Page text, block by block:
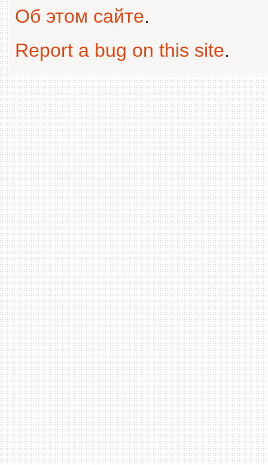
Об этом сайте.
Report a bug on this site.